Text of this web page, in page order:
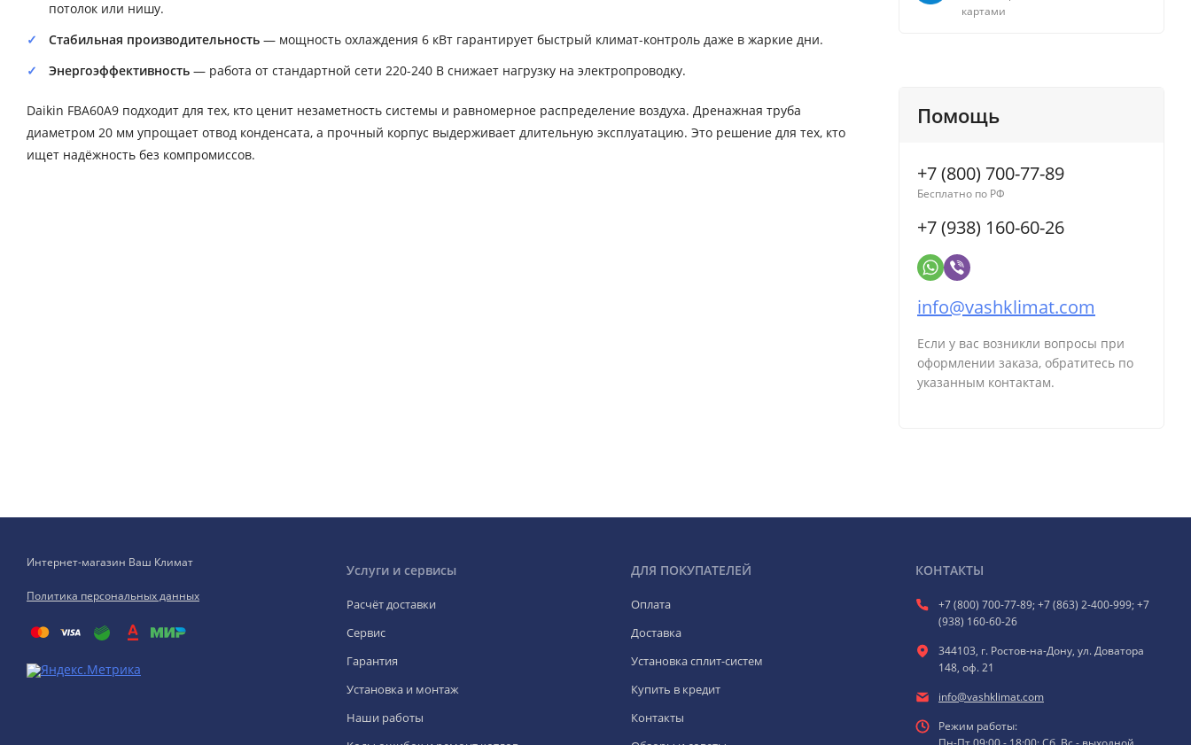
потолок или нишу.
Стабильная производительность — мощность охлаждения 6 кВт гарантирует быстрый климат-контроль даже в жаркие дни.
Энергоэффективность — работа от стандартной сети 220-240 В снижает нагрузку на электропроводку.
Daikin FBA60A9 подходит для тех, кто ценит незаметность системы и равномерное распределение воздуха. Дренажная труба
диаметром 20 мм упрощает отвод конденсата, а прочный корпус выдерживает длительную эксплуатацию. Это решение для тех, кто
ищет надёжность без компромиссов.
картами
Помощь
+7 (800) 700-77-89
Бесплатно по РФ
+7 (938) 160-60-26
info@vashklimat.com
Если у вас возникли вопросы при
оформлении заказа, обратитесь по
указанным контактам.
Интернет-магазин Ваш Климат
Политика персональных данных
Услуги и сервисы
Расчёт доставки
Сервис
Гарантия
Установка и монтаж
Наши работы
ДЛЯ ПОКУПАТЕЛЕЙ
Оплата
Доставка
Установка сплит-систем
Купить в кредит
Контакты
КОНТАКТЫ
+7 (800) 700-77-89; +7 (863) 2-400-999; +7
(938) 160-60-26
344103, г. Ростов-на-Дону, ул. Доватора
148, оф. 21
info@vashklimat.com
Режим работы: